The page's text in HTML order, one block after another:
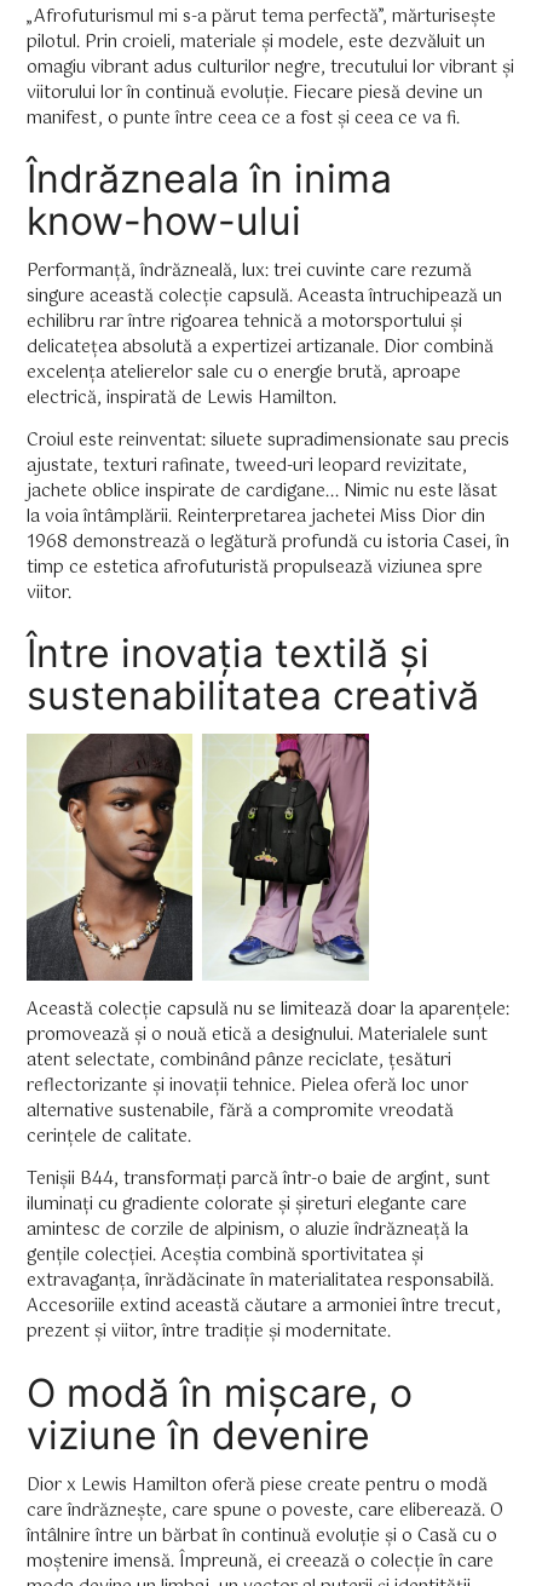
„Afrofuturismul mi s-a părut tema perfectă”, mărturisește
pilotul. Prin croieli, materiale și modele, este dezvăluit un
omagiu vibrant adus culturilor negre, trecutului lor vibrant și
viitorului lor în continuă evoluție. Fiecare piesă devine un
manifest, o punte între ceea ce a fost și ceea ce va fi.
Îndrăzneala în inima
know-how-ului
Performanță, îndrăzneală, lux: trei cuvinte care rezumă
singure această colecție capsulă. Aceasta întruchipează un
echilibru rar între rigoarea tehnică a motorsportului și
delicatețea absolută a expertizei artizanale. Dior combină
excelența atelierelor sale cu o energie brută, aproape
electrică, inspirată de Lewis Hamilton.
Croiul este reinventat: siluete supradimensionate sau precis
ajustate, texturi rafinate, tweed-uri leopard revizitate,
jachete oblice inspirate de cardigane... Nimic nu este lăsat
la voia întâmplării. Reinterpretarea jachetei Miss Dior din
1968 demonstrează o legătură profundă cu istoria Casei, în
timp ce estetica afrofuturistă propulsează viziunea spre
viitor.
Între inovația textilă și
sustenabilitatea creativă
Această colecție capsulă nu se limitează doar la aparențele:
promovează și o nouă etică a designului. Materialele sunt
atent selectate, combinând pânze reciclate, țesături
reflectorizante și inovații tehnice. Pielea oferă loc unor
alternative sustenabile, fără a compromite vreodată
cerințele de calitate.
Tenișii B44, transformați parcă într-o baie de argint, sunt
iluminați cu gradiente colorate și șireturi elegante care
amintesc de corzile de alpinism, o aluzie îndrăzneață la
gențile colecției. Aceștia combină sportivitatea și
extravaganța, înrădăcinate în materialitatea responsabilă.
Accesoriile extind această căutare a armoniei între trecut,
prezent și viitor, între tradiție și modernitate.
O modă în mișcare, o
viziune în devenire
Dior x Lewis Hamilton oferă piese create pentru o modă
care îndrăznește, care spune o poveste, care eliberează. O
întâlnire între un bărbat în continuă evoluție și o Casă cu o
moștenire imensă. Împreună, ei creează o colecție în care